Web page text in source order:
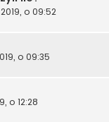
o 09:52
o 09:35
o 12:28